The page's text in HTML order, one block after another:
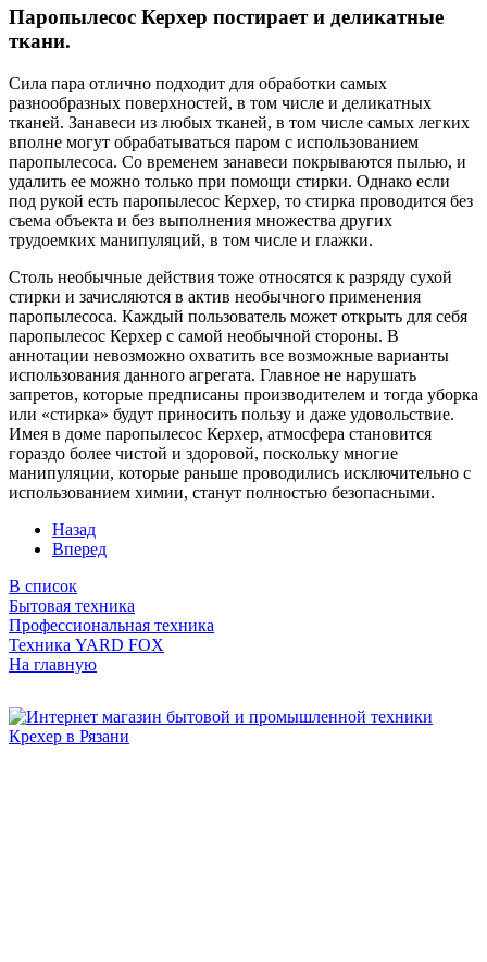
Паропылесос Керхер постирает и деликатные
ткани.
Сила пара отлично подходит для обработки самых
разнообразных поверхностей, в том числе и деликатных
тканей. Занавеси из любых тканей, в том числе самых легких
вполне могут обрабатываться паром с использованием
паропылесоса. Со временем занавеси покрываются пылью, и
удалить ее можно только при помощи стирки. Однако если
под рукой есть паропылесос Керхер, то стирка проводится без
съема объекта и без выполнения множества других
трудоемких манипуляций, в том числе и глажки.
Столь необычные действия тоже относятся к разряду сухой
стирки и зачисляются в актив необычного применения
паропылесоса. Каждый пользователь может открыть для себя
паропылесос Керхер с самой необычной стороны. В
аннотации невозможно охватить все возможные варианты
использования данного агрегата. Главное не нарушать
запретов, которые предписаны производителем и тогда уборка
или «стирка» будут приносить пользу и даже удовольствие.
Имея в доме паропылесос Керхер, атмосфера становится
гораздо более чистой и здоровой, поскольку многие
манипуляции, которые раньше проводились исключительно с
использованием химии, станут полностью безопасными.
Назад
Вперед
В список
Бытовая техника
Профессиональная техника
Техника YARD FOX
На главную